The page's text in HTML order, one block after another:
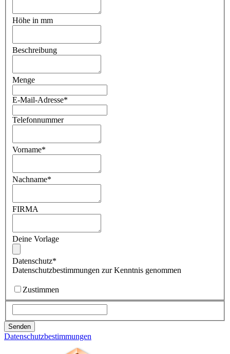
Höhe in mm
Beschreibung
Menge
E-Mail-Adresse*
Telefonnummer
Vorname*
Nachname*
FIRMA
Deine Vorlage
Datenschutz*
Datenschutzbestimmungen zur Kenntnis genommen
Zustimmen
Datenschutzbestimmungen